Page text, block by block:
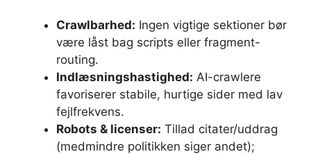
Crawlbarhed: Ingen vigtige sektioner bør
være låst bag scripts eller fragment-
routing.
Indlæsningshastighed: AI-crawlere
favoriserer stabile, hurtige sider med lav
fejlfrekvens.
Robots & licenser: Tillad citater/uddrag
(medmindre politikken siger andet);